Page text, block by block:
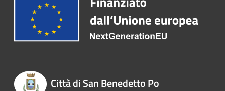
Città di San Benedetto Po